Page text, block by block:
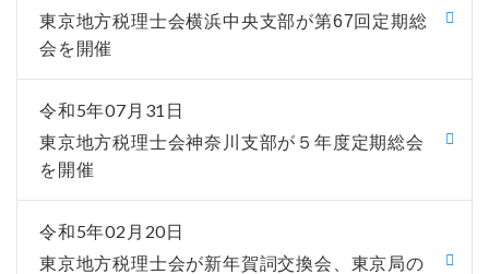
東京地方税理士会横浜中央支部が第67回定期総
会を開催
令和5年07月31日
東京地方税理士会神奈川支部が５年度定期総会
を開催
令和5年02月20日
東京地方税理士会が新年賀詞交換会、東京局の